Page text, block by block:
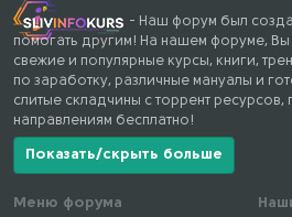
- Наш форум был
помогать другим! На нашем форуме,
свежие и популярные курсы, книги,
по заработку, различные мануалы и
слитые складчины с торрент
направлениям бесплатно!
Показать/скрыть больше
Меню форума